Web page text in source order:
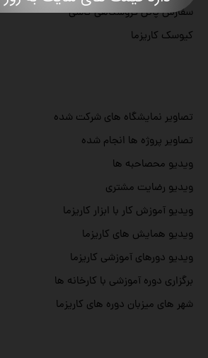
تصاویر نمایشگاه های شرکت شده
تصاویر پروژه ها انجام شده
ویدیو محصاحبه ها
ویدیو رضایت مشتری
ویدیو آموزش کار با ابزار کاریزما
ویدیو همایش های کاریزما
ویدیو دورهای آموزشی کاریزما
برگزاری دوره آموزشی با کارخانه ها
شهر های میزبان دوره های کاریزما
سفارش پانل فروشگاهی کاشی
کیوسک کاریزما